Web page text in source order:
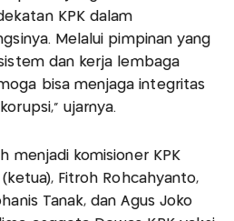
KPK dalam
Melalui pimpinan yang
dan kerja lembaga
bisa menjaga integritas
ujarnya.
menjadi komisioner KPK
Fitroh Rohcahyanto,
Tanak, dan Agus Joko